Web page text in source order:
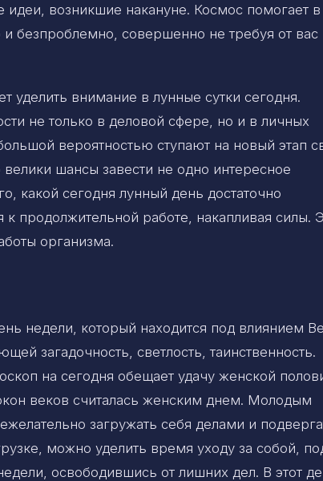
идеи, возникшие накануне. Космос помогает в
безпроблемно, совершенно не требуя от вас
внимание в лунные сутки сегодня.
не только в деловой сфере, но и в личных
вероятностью ступают на новый этап
шансы завести не одно интересное
какой сегодня лунный день достаточно
продолжительной работе, накапливая силы.
организма.
недели, который находится под влиянием
загадочность, светлость, таинственность.
на сегодня обещает удачу женской
веков считалась женским днем. Молодым
загружать себя делами и
можно уделить время уходу за собой,
освободившись от лишних дел. В этот